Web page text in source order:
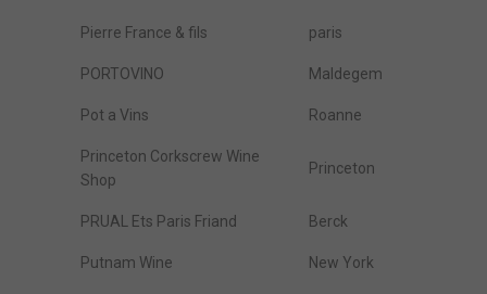
Pierre France & fils paris
PORTOVINO Maldegem
Pot a Vins Roanne
Princeton Corkscrew Wine
Shop
Princeton
PRUAL Ets Paris Friand Berck
Putnam Wine New York